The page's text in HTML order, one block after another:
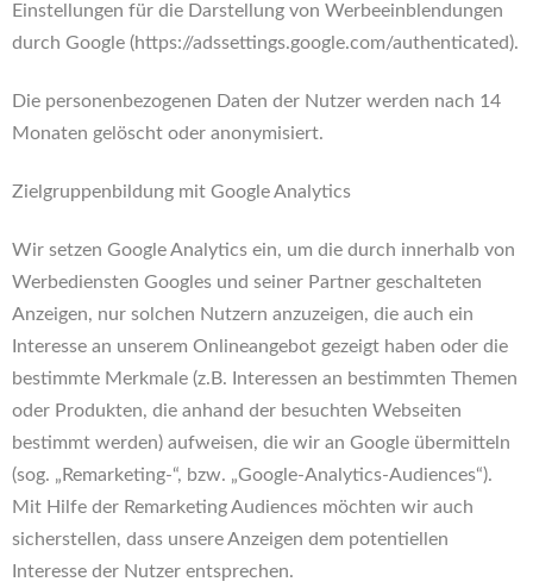
Einstellungen für die Darstellung von Werbeeinblendungen
durch Google (https://adssettings.google.com/authenticated).
Die personenbezogenen Daten der Nutzer werden nach 14
Monaten gelöscht oder anonymisiert.
Zielgruppenbildung mit Google Analytics
Wir setzen Google Analytics ein, um die durch innerhalb von
Werbediensten Googles und seiner Partner geschalteten
Anzeigen, nur solchen Nutzern anzuzeigen, die auch ein
Interesse an unserem Onlineangebot gezeigt haben oder die
bestimmte Merkmale (z.B. Interessen an bestimmten Themen
oder Produkten, die anhand der besuchten Webseiten
bestimmt werden) aufweisen, die wir an Google übermitteln
(sog. „Remarketing-“, bzw. „Google-Analytics-Audiences“).
Mit Hilfe der Remarketing Audiences möchten wir auch
sicherstellen, dass unsere Anzeigen dem potentiellen
Interesse der Nutzer entsprechen.